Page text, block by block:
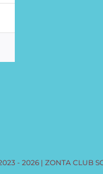
- 2026 | ZONTA CLUB